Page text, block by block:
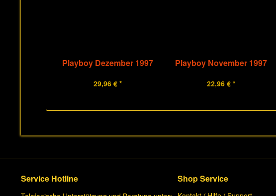
Playboy Dezember 1997
29,96 € *
Playboy November 1997
22,96 € *
Service Hotline Shop Service